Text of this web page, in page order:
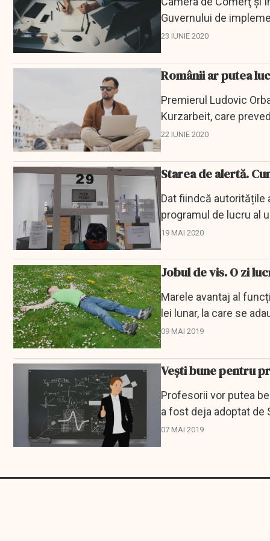
Guvernului de
(Kurzarbeit) bazat pe...
23 IUNIE 2020
Românii ar putea
Premierul Ludovic
Kurzarbeit, care
stabilirea unei...
22 IUNIE 2020
Starea de alertă.
Dat fiindcă autoritățile
programul de lucru al
19 MAI 2020
Jobul de vis. O zi
Marele avantaj al
lei lunar, la care se
09 MAI 2019
Vești bune pentru
Profesorii vor putea
a fost deja adoptat de
07 MAI 2019